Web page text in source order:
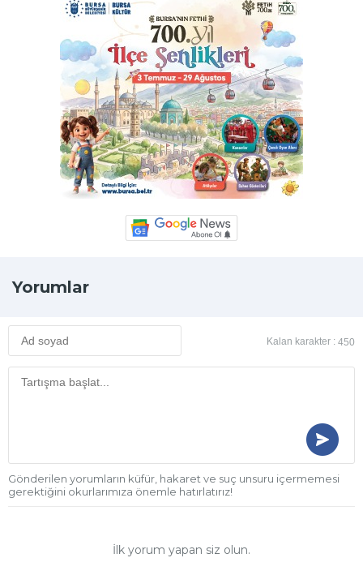
Yorumlar
Kalan karakter : 450
Gönderilen yorumların küfür, hakaret ve suç unsuru içermemesi
gerektiğini okurlarımıza önemle hatırlatırız!
İlk yorum yapan siz olun.